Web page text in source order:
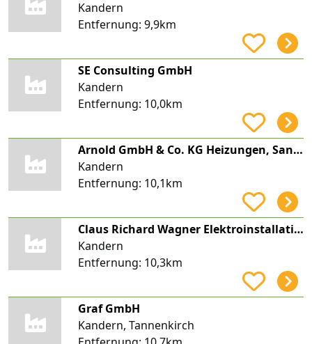
Kandern
Entfernung: 9,9km
SE Consulting GmbH
Kandern
Entfernung: 10,0km
Arnold GmbH & Co. KG Heizungen, Sanitäre Anlagen und Blechnerei
Kandern
Entfernung: 10,1km
Claus Richard Wagner Elektroinstallationen
Kandern
Entfernung: 10,3km
Graf GmbH
Kandern, Tannenkirch